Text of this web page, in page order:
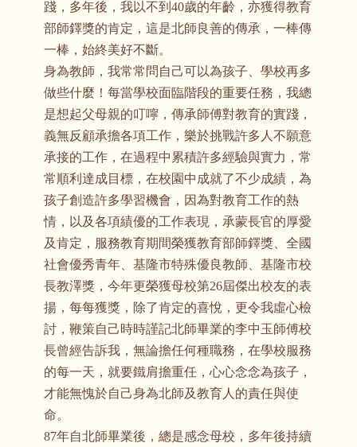
踐，多年後，我以不到40歲的年齡，亦獲得教育
部師鐸獎的肯定，這是北師良善的傳承，一棒傳
一棒，始終美好不斷。
身為教師，我常常問自己可以為孩子、學校再多
做些什麼！每當學校面臨階段的重要任務，我總
是想起父母親的叮嚀，傳承師傅對教育的實踐，
義無反顧承擔各項工作，樂於挑戰許多人不願意
承接的工作，在過程中累積許多經驗與實力，常
常順利達成目標，在校園中成就了不少成績，為
孩子創造許多學習機會，因為對教育工作的熱
情，以及各項績優的工作表現，承蒙長官的厚愛
及肯定，服務教育期間榮獲教育部師鐸獎、全國
社會優秀青年、基隆市特殊優良教師、基隆市校
長教澤獎，今年更榮獲母校第26屆傑出校友的表
揚，每每獲獎，除了肯定的喜悅，更令我虛心檢
討，鞭策自己時時謹記北師畢業的李中玉師傅校
長曾經告訴我，無論擔任何種職務，在學校服務
的每一天，就要鐵肩擔重任，心心念念為孩子，
才能無愧於自己身為北師及教育人的責任與使
命。
87年自北師畢業後，總是感念母校，多年後持續